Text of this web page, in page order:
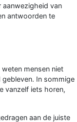
aanwezigheid van
antwoorden te
mensen niet
In sommige
vanzelf iets horen,
aan de juiste